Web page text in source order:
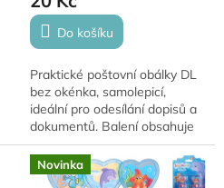
Do košíku
Praktické poštovní obálky DL
bez okénka, samolepicí,
ideální pro odesílání dopisů a
dokumentů. Balení obsahuje
10 kusů, rozměr 110 x 220
mm, bílý papír 80 g/m².
Novinka